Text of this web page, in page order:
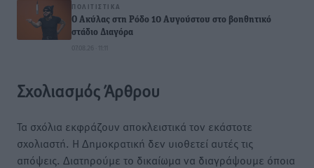
ΠΟΛΙΤΙΣΤΙΚΆ
Ο Ακύλας στη Ρόδο 10 Αυγούστου στο βοηθητικό
στάδιο Διαγόρα
07.08.26 · 11:11
Σχολιασμός Άρθρου
Τα σχόλια εκφράζουν αποκλειστικά τον εκάστοτε
σχολιαστή. Η Δημοκρατική δεν υιοθετεί αυτές τις
απόψεις. Διατηρούμε το δικαίωμα να διαγράψουμε όποια